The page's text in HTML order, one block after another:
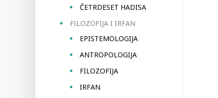
ČETRDESET HADISA
FILOZOFIJA I IRFAN
EPISTEMOLOGIJA
ANTROPOLOGIJA
FILOZOFIJA
IRFAN